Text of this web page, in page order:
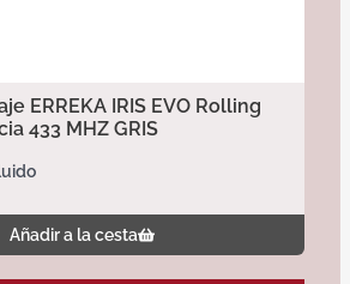
ERREKA IRIS EVO Rolling
433 MHZ GRIS
Añadir a la cesta